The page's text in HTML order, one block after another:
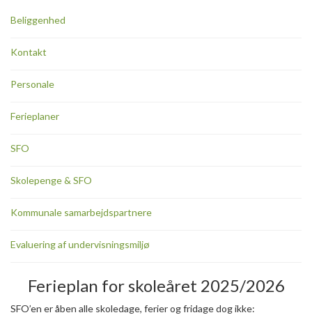
Beliggenhed
Kontakt
Personale
Ferieplaner
SFO
Skolepenge & SFO
Kommunale samarbejdspartnere
Evaluering af undervisningsmiljø
Ferieplan for skoleåret 2025/2026
SFO’en er åben alle skoledage, ferier og fridage dog ikke: